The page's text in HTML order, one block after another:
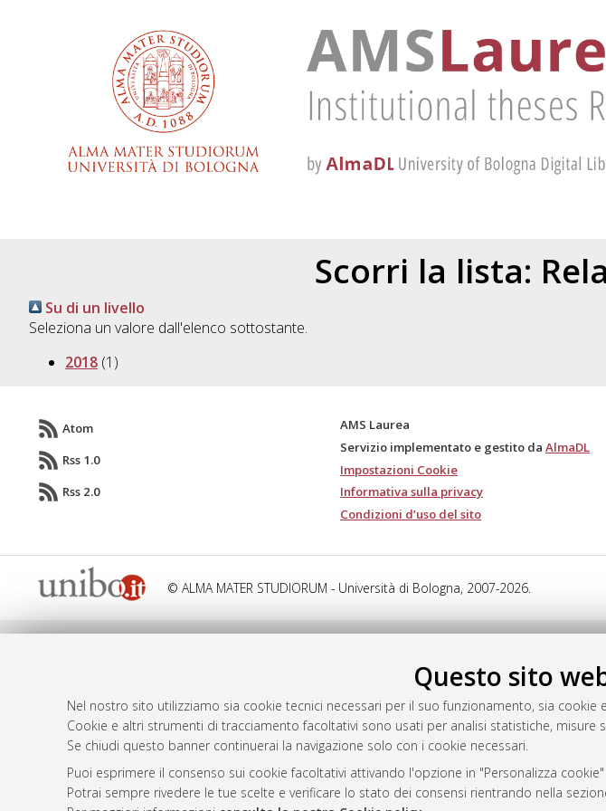
Questo sito
Nel nostro sito utilizziamo sia cookie tecnici necessari per il suo funzionamento, sia
Cookie e altri strumenti di tracciamento facoltativi sono usati per analisi statistiche,
Se chiudi questo banner continuerai la navigazione solo con i cookie necessari.
Puoi esprimere il consenso sui cookie facoltativi attivando l'opzione in "Personalizza
Potrai sempre rivedere le tue scelte e verificare lo stato dei consensi rientrando nella
Scorri la lista:
Su di un livello
Seleziona un valore dall'elenco sottostante.
2018(1)
Atom
Rss 1.0
Rss 2.0
AMS Laurea
Servizio implementato e gestito da AlmaDL
Impostazioni Cookie
Informativa sulla privacy
Condizioni d’uso del sito
© ALMA MATER STUDIORUM - Università di Bologna, 2007-2026.